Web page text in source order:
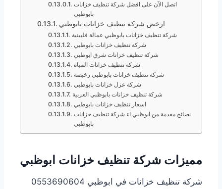
اتصل الآن على افضل شركة تنظيف خزانات
بابوظبي
ارخص شركة تنظيف خزانات بابوظبي
شركة تنظيف خزانات بابوظبي عمالة فلبينية
شركة تنظيف خزانات بابوظبي
شركة تنظيف خزانات شرق ابوظبي
شركة تنظيف خزانات المياه
شركة تنظيف خزانات بابوظبي رخيصة
شركة عزل خزانات بابوظبي
شركة تنظيف خزانات بابوظبي العربية
اسعار تنظيف خزانات بابوظبي
نصائح مقدمة من ابوظبي اء شركة تنظيف خزانات
بابوظبي
مميزات شركة تنظيف خزانات ابوظبي
شركة تنظيف خزانات في ابوظبي 0553690604